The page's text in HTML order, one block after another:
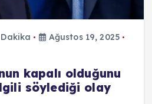
Ağustos 19, 2025
kapalı olduğunu
söylediği olay